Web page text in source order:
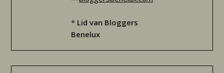
* Lid van Bloggers
Benelux